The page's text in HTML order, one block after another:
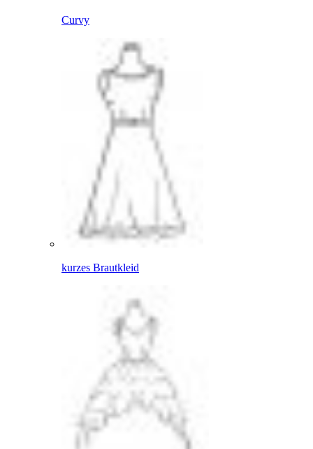
Curvy
kurzes Brautkleid